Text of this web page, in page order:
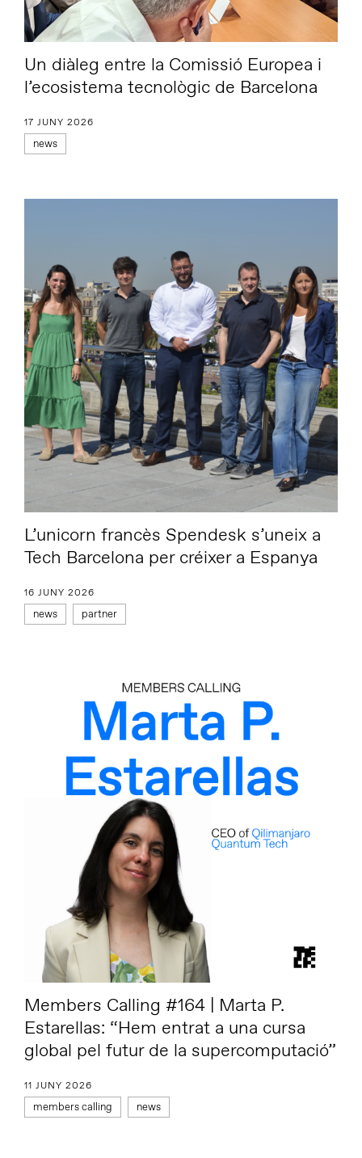
Un diàleg entre la Comissió Europea i
l’ecosistema tecnològic de Barcelona
17 JUNY 2026
news
L’unicorn francès Spendesk s’uneix a
Tech Barcelona per créixer a Espanya
16 JUNY 2026
news partner
Members Calling #164 | Marta P.
Estarellas: “Hem entrat a una cursa
global pel futur de la supercomputació”
11 JUNY 2026
members calling news